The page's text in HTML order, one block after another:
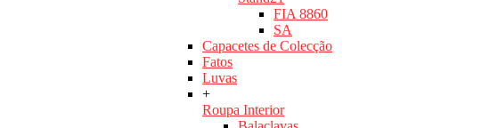
FIA 8860
SA
Capacetes de Colecção
Fatos
Luvas
+
Roupa Interior